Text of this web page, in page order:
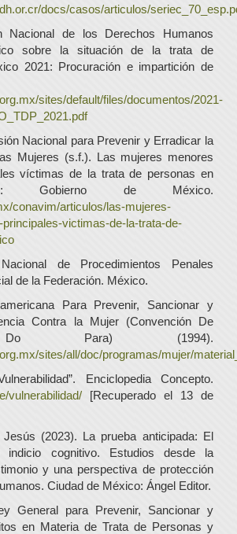
docs/casos/articulos/
Nacional de los Derechos Humanos
sobre la situación de la trata de
2021: Procuración e impartición de
sites/default/files/documentos/2021-
Nacional para Prevenir y Erradicar la
Mujeres (s.f.). Las mujeres menores
víctimas de la trata de personas en
Gobierno de México.
conavim/articulos/las-mujeres-
victimas-de-la-trata-de-
de Procedimientos Penales
de la Federación. México.
Para Prevenir, Sancionar y
Contra la Mujer (Convención De
Para) (1994).
sites/all/doc/programas/mujer/
Enciclopedia Concepto.
vulnerabilidad/ [Recuperado el 13 de
(2023). La prueba anticipada: El
indicio cognitivo. Estudios desde la
y una perspectiva de protección
Ciudad de México: Ángel Editor.
General para Prevenir, Sancionar y
en Materia de Trata de Personas y